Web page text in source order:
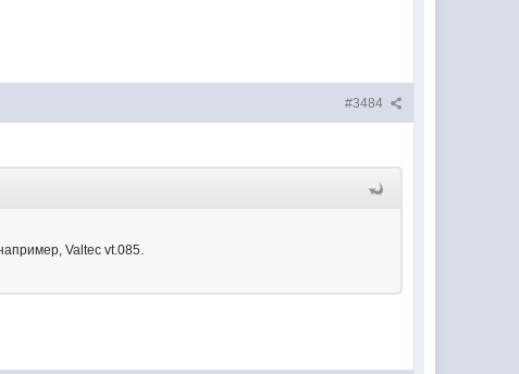
#3484
Valtec vt.085.